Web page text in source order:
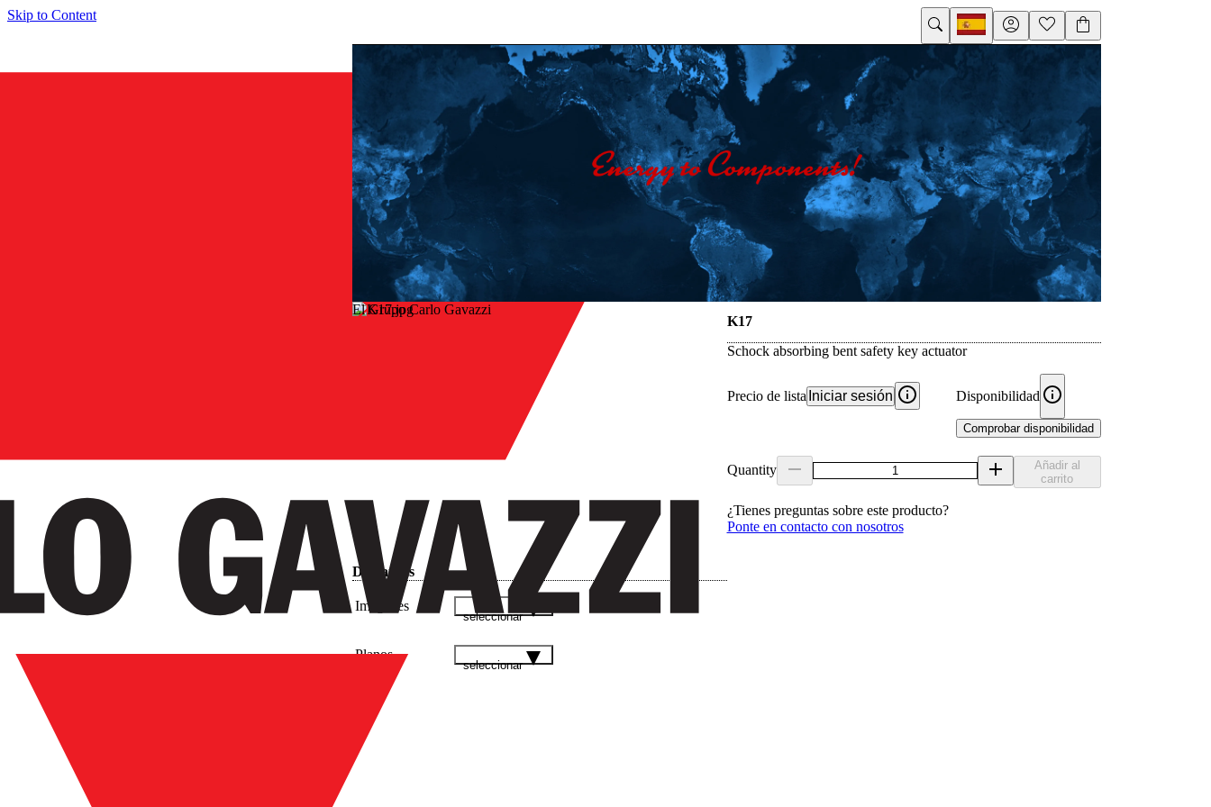
Skip to Content
El Grupo Carlo Gavazzi
K17
Schock absorbing bent safety key actuator
Precio de lista Iniciar sesión Disponibilidad
Comprobar disponibilidad
Quantity
Añadir al
carrito
¿Tienes preguntas sobre este producto?
Ponte en contacto con nosotros
Descargas
Imágenes
seleccionar
Planos
seleccionar